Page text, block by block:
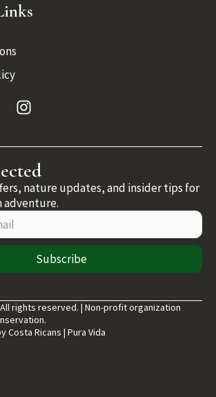
nature updates, and insider tips for
adventure.
Subscribe
rights reserved. | Non-profit organization
Costa Ricans | Pura Vida